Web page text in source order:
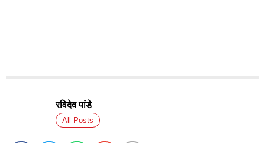
रविदेव पांडे
All Posts